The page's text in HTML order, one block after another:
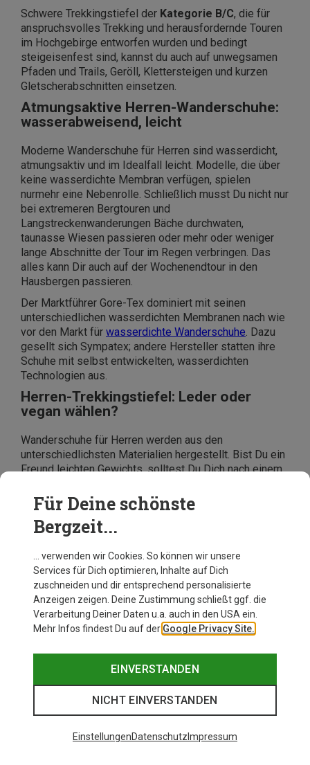
Schwere Trekkingstiefel der Kategorie B/C, die für
anspruchsvolles Trekking und herausfordernde Touren
im Hochgebirge entworfen wurden und bedingt
steigeisenfest sind, kannst du auch auf unwegsamen
Pfaden und Trails, Geröll, Klettersteigen und kurzen
Gletscherabschnitten einsetzen.
Atmungsaktive Herren-Wanderschuhe:
wasserabweisend, leicht
Moderne Wanderschuhe für Herren sind wasserdicht,
atmungsaktiv und im Idealfall leicht. Modelle, die über
keine wasserdichte Membran verfügen, spielen
nurmehr eine Nebenrolle. Schließlich musst Du nicht nur
bei extremeren Bergtouren und
Langstreckenwanderungen Bäche durchwaten,
taunasse Wiesen passieren oder mehr oder weniger
lange Abschnitte der Tour im Regen verbringen. Das
alles kann Dir auch auf der Wochenendtour in den
Hausbergen passieren.
Der Marktführer Gore-Tex dominiert mit seinen
unterschiedlichen wasserdichten Membranen nach wie
vor den Markt für wasserdichte Wanderschuhe. Dazu
gesellt sich Sympatex; andere Hersteller statten ihre
Schuhe mit selbst entwickelten, wasserdichten
Technologien aus.
Herren-Trekkingstiefel: Leder oder
vegan wählen?
Wanderschuhe für Herren werden aus den
unterschiedlichsten Materialien hergestellt. Bist Du ein
Freund leichten Gewichts, solltest Du Dich nach einem
umsehen. Doch auch Fans klassischer Lederschuhe
werden nach wie vor fündig, müssen jedoch in der
Regel ein etwas höheres Gewicht in Kauf nehmen.
Produktlebensdauer belohnt.
Bist Du auf der Suche nach Herren-Wanderschuhen, die
nachveganenRichtlinen gefertigt wurden, findest im
Handel eine wachsende Auswahl. Immer mehr
Hersteller verweisen auf dieses immer wichtiger
werdende Attribut.
Was sind die Top-Herren-Wanderschuhe
auf dem Markt?
Viele Print- und Online-Magazine küren jeden Monat
die aktuellen Testsieger unter den Wanderschuhen für
Männer. Dabei werden häufig bestimmte Merkmale
hervorgehoben und die Schuhe beispielsweise nach
Für Deine schönste
Bergzeit...
… verwenden wir Cookies. So können wir unsere
Services für Dich optimieren, Inhalte auf Dich
zuschneiden und dir entsprechend personalisierte
Anzeigen zeigen. Deine Zustimmung schließt ggf. die
Verarbeitung Deiner Daten u.a. auch in den USA ein.
Mehr Infos findest Du auf der Google Privacy Site.
EINVERSTANDEN
NICHT EINVERSTANDEN
EinstellungenDatenschutz Impressum